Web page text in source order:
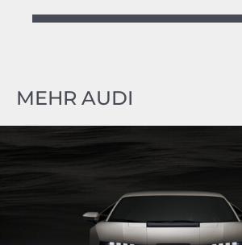
MEHR AUDI